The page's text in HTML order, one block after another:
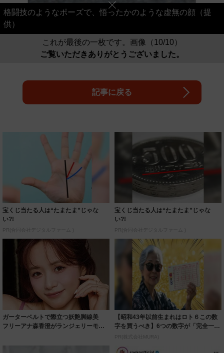
格闘技のようなポーズで、悟ったかのような虚無の顔（提
供）
これが最後の一枚です。画像（10/10）
ご覧いただきありがとうございました。
記事に戻る
宝くじ当たる人は“たまたま”じゃな
い?!
PR(合同会社デジタルファーム )
宝くじ当たる人は“たまたま”じゃな
い?!
PR(合同会社デジタルファーム )
ガーターベルトで際立つ妖艶脚線美
フリーアナ森香澄がランジェリーモデ
【昭和43年以前生まれはロト６この数
字を買うべき】6つの数字が「完全一
致」する方...
PR(株式会社MURA)